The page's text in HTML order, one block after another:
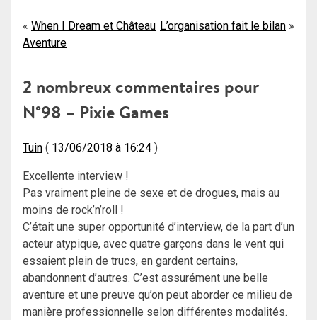
Navigation
de
l’article
When I Dream et Château
Aventure
L’organisation fait le bilan
2 nombreux commentaires pour
N°98 – Pixie Games
Tuin 13/06/2018 à 16:24
Excellente interview !
Pas vraiment pleine de sexe et de drogues, mais au
moins de rock’n’roll !
C’était une super opportunité d’interview, de la part d’un
acteur atypique, avec quatre garçons dans le vent qui
essaient plein de trucs, en gardent certains,
abandonnent d’autres. C’est assurément une belle
aventure et une preuve qu’on peut aborder ce milieu de
manière professionnelle selon différentes modalités.